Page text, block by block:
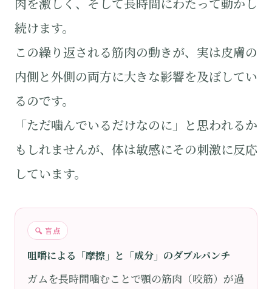
続けます。
この繰り返される筋肉の動きが、実は皮膚の
内側と外側の両方に大きな影響を及ぼしてい
るのです。
「ただ噛んでいるだけなのに」と思われるか
もしれませんが、体は敏感にその刺激に反応
しています。
🔍 盲点
咀嚼による「摩擦」と「成分」のダブルパンチ
ガムを長時間噛むことで顎の筋肉（咬筋）が過